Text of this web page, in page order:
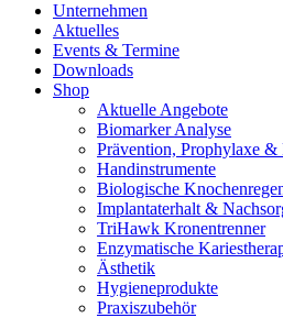
Unternehmen
Aktuelles
Events & Termine
Downloads
Shop
Aktuelle Angebote
Biomarker Analyse
Prävention, Prophylaxe &
Handinstrumente
Biologische
Implantaterhalt &
TriHawk Kronentrenner
Enzymatische
Ästhetik
Hygieneprodukte
Praxiszubehör